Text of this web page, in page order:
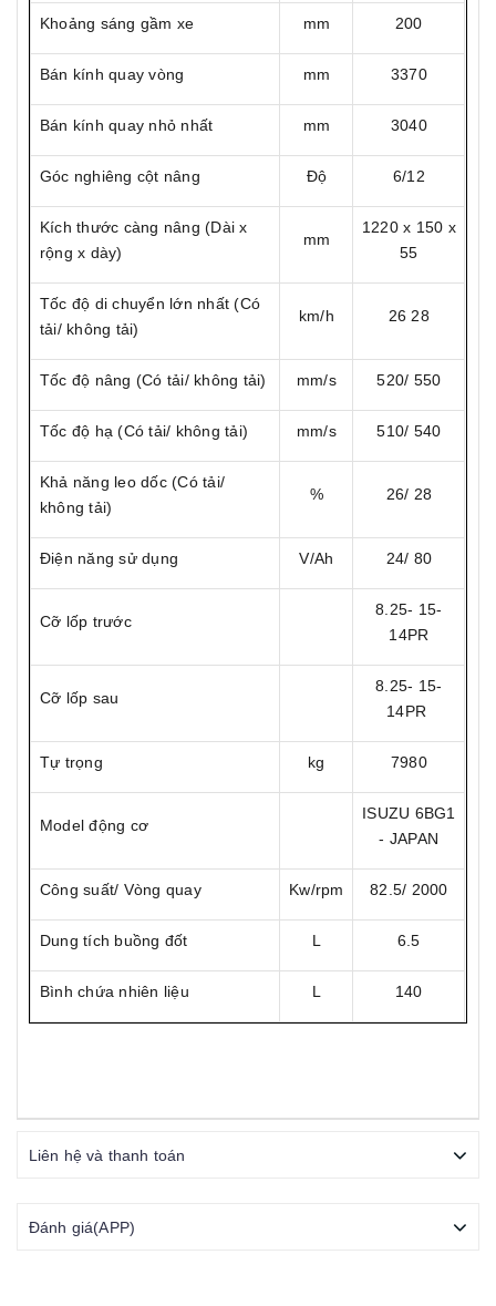
Khoảng sáng gầm xe mm 200
Bán kính quay vòng mm 3370
Bán kính quay nhỏ nhất mm 3040
Góc nghiêng cột nâng Độ 6/12
Kích thước càng nâng (Dài x
rộng x dày)
mm
1220 x 150 x
55
Tốc độ di chuyển lớn nhất (Có
tải/ không tải)
km/h 26 28
Tốc độ nâng (Có tải/ không tải) mm/s 520/ 550
Tốc độ hạ (Có tải/ không tải) mm/s 510/ 540
Khả năng leo dốc (Có tải/
không tải)
% 26/ 28
Điện năng sử dụng V/Ah 24/ 80
Cỡ lốp trước
8.25- 15-
14PR
Cỡ lốp sau
8.25- 15-
14PR
Tự trọng kg 7980
Model động cơ
ISUZU 6BG1
- JAPAN
Công suất/ Vòng quay Kw/rpm 82.5/ 2000
Dung tích buồng đốt L 6.5
Bình chứa nhiên liệu L 140
Liên hệ và thanh toán
Đánh giá(APP)